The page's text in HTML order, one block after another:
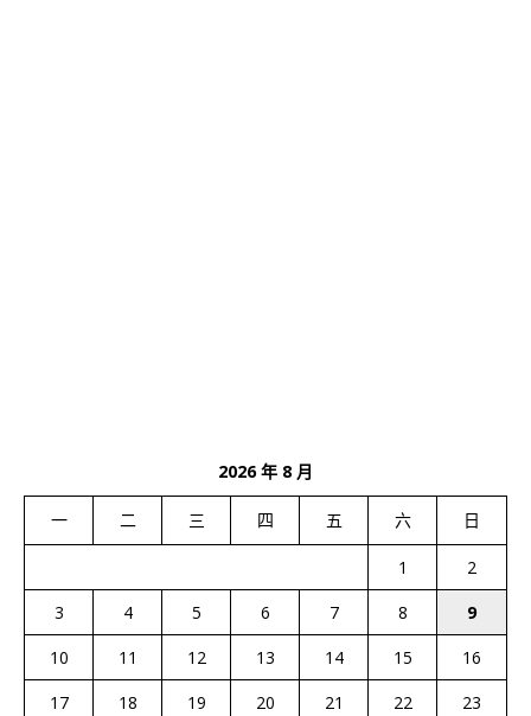
2026 年 8 月
一 二 三 四 五 六 日
1
2
3
4 5 6 7 8
9
10
11 12 13 14 15
16
17
18 19 20 21 22
23